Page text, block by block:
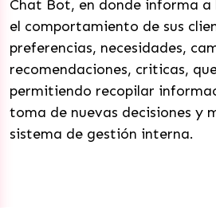
Chat Bot, en donde informa a
el comportamiento de sus
preferencias, necesidades,
recomendaciones, criticas,
permitiendo recopilar
toma de nuevas decisiones y
sistema de gestión interna.